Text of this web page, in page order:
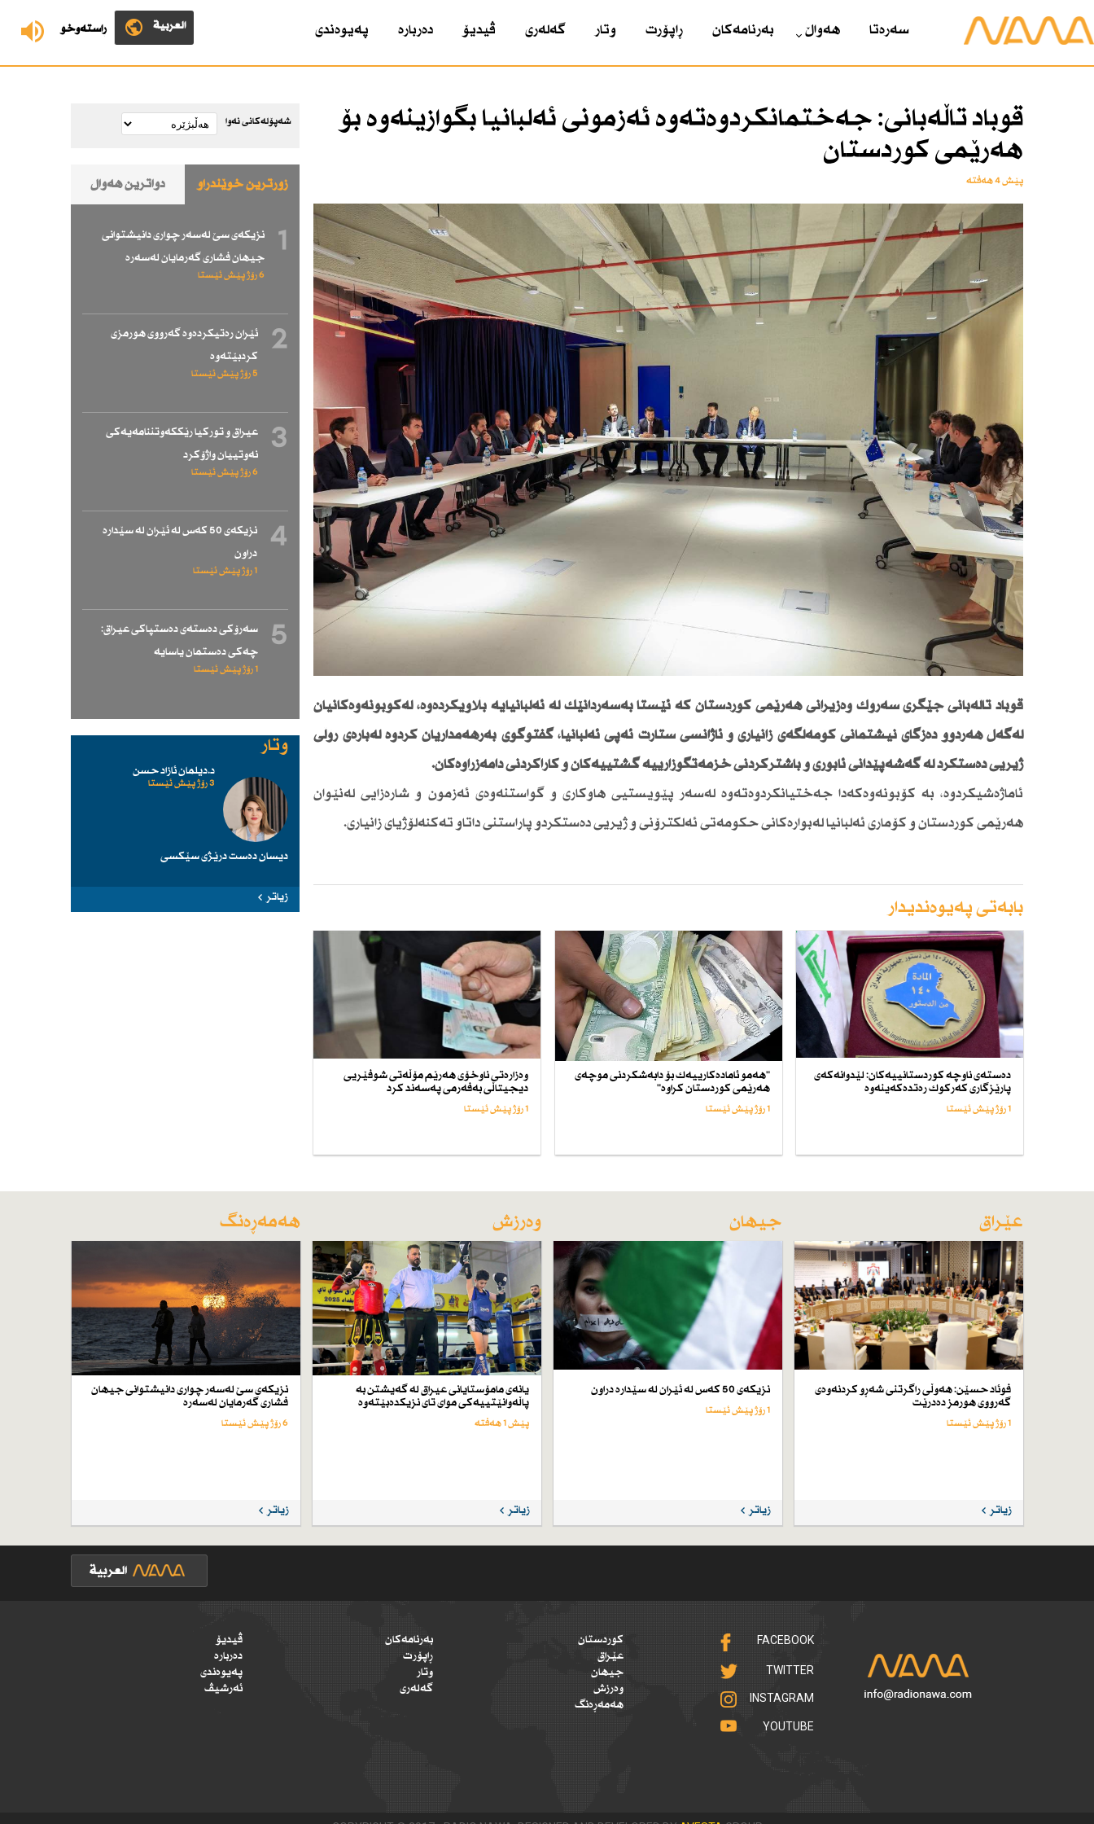
ڕاستەوخۆ العربية سەرەتا هەواڵ بەرنامەکان ڕاپۆرت وتار گەلەری ڤیدیۆ دەربارە پەیوەندی
قوباد تاڵەبانی: جەختمانكردوەتەوە ئەزمونی ئەلبانیا بگوازینەوە بۆ
هەرێمی كوردستان
پێش 4 هەفتە
قوباد تاڵەبانی جێگری سەرۆك وەزیرانی هەرێمی كوردستان كە ئێستا بەسەردانێك لە ئەلبانیایە بڵاویكردەوە، لەكۆبونەوەكانیان
لەگەڵ هەردوو دەزگای نیشتمانی كۆمەڵگەی زانیاری و ئاژانسی ستارت ئەپی ئەلبانیا، گفتوگۆی بەرهەمداریان كردوە لەبارەی رۆڵی
ژیریی دەستكرد لە گەشەپێدانی ئابوری و باشتركردنی خزمەتگوزارییە گشتییەكان و كاراكردنی دامەزراوەكان.
ئاماژەشیكردوە، بە كۆبونەوەكەدا جەختیانكردوەتەوە لەسەر پێویستیی هاوكاری و گواستنەوەی ئەزمون و شارەزایی لەنێوان
هەرێمی كوردستان و كۆماری ئەلبانیا لەبوارەكانی حكومەتی ئەلكترۆنی و ژیریی دەستكردو پاراستنی داتاو تەكنەلۆژیای زانیاری.
بابەتی پەیوەندیدار
دەستەی ناوچە كوردستانییەكان: لێدوانەكەی
پارێزگاری كەركوك رەتدەكەینەوە
1 رۆژ پێش ئێستا
"هەمو ئامادەكارییەك بۆ دابەشكردنی موچەی
هەرێمی كوردستان كراوە"
1 رۆژ پێش ئێستا
وەزارەتی ناوخۆی هەرێم مۆڵەتی شوفێریی
دیجیتاڵی بەفەرمی پەسەند كرد
1 رۆژ پێش ئێستا
شەپۆلەکانی نەوا
زۆرترین خوێندراو دواترین هەواڵ
1
نزیكەی سێ لەسەر چواری دانیشتوانی
جیهان فشاری گەرمایان لەسەرە
6 رۆژ پێش ئێستا
2
ئێران رەتیكردەوە گەرووی هورمزی
كردبێتەوە
5 رۆژ پێش ئێستا
3
عیراق و توركیا رێككەوتننامەیەكی
نەوتییان واژۆكرد
6 رۆژ پێش ئێستا
4
نزیكەی 50 كەس لە ئێران لە سێدارە
دراون
1 رۆژ پێش ئێستا
5
سەرۆكی دەستەی دەستپاكی عیراق:
چەكی دەستمان یاسایە
1 رۆژ پێش ئێستا
وتار
د.دیلمان ئازاد حسن
3 رۆژ پێش ئێستا
دیسان دەست درێژی سێكسی
زیاتر
عێراق
فوئاد حسێن: هەوڵی راگرتنی شەڕو كردنەوەی
گەرووی هورمز دەدرێت
1 رۆژ پێش ئێستا
زیاتر
جیهان
نزیكەی 50 كەس لە ئێران لە سێدارە دراون
1 رۆژ پێش ئێستا
زیاتر
وەرزش
یانەی مامۆستایانی عیراق لە گەیشتن بە
پاڵەوانێتییەكی موای تای نزیكدەبێتەوە
پێش 1 هەفتە
زیاتر
هەمەڕەنگ
نزیكەی سێ لەسەر چواری دانیشتوانی جیهان
فشاری گەرمایان لەسەرە
6 رۆژ پێش ئێستا
زیاتر
FACEBOOK
TWITTER
INSTAGRAM
YOUTUBE
کوردستان
عێراق
جیهان
وەرزش
هەمەڕەنگ
بەرنامەکان
ڕاپۆرت
وتار
گەلەری
ڤیدیۆ
دەربارە
پەیوەندی
ئەرشیڤ